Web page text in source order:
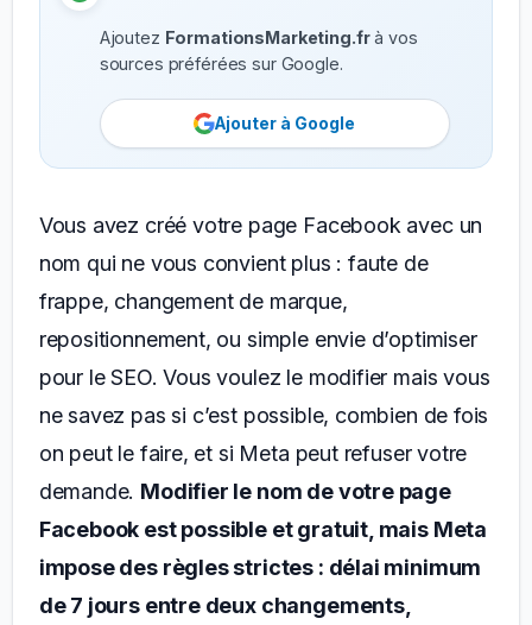
Ajoutez FormationsMarketing.frà vos
sources préférées sur Google.
Ajouter à Google
Vous avez créé votre page Facebook avec un
nom qui ne vous convient plus : faute de
frappe, changement de marque,
repositionnement, ou simple envie d’optimiser
pour le SEO. Vous voulez le modifier mais vous
ne savez pas si c’est possible, combien de fois
on peut le faire, et si Meta peut refuser votre
demande. Modifier le nom de votre page
Facebook est possible et gratuit, mais Meta
impose des règles strictes : délai minimum
de 7 jours entre deux changements,